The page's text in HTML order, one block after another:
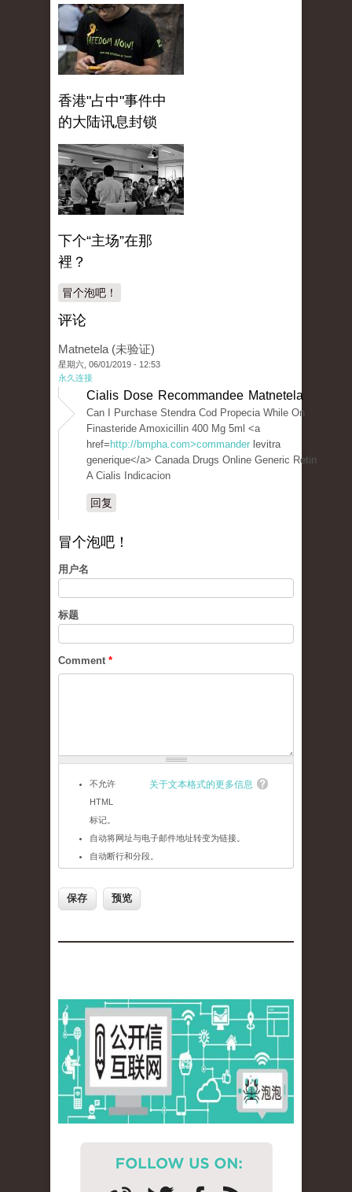
香港"占中"事件中
的大陆讯息封锁
下个“主场”在那
裡？
冒个泡吧！
评论
Matnetela (未验证)
星期六, 06/01/2019 - 12:53
永久连接
Cialis Dose Recommandee Matnetela
Can I Purchase Stendra Cod Propecia While On
Finasteride Amoxicillin 400 Mg 5ml <a
href= http://bmpha.com>commander levitra
generique</a> Canada Drugs Online Generic Retin
A Cialis Indicacion
回复
冒个泡吧！
用户名
标题
Comment *
关于文本格式的更多信息
不允许
HTML
标记。
自动将网址与电子邮件地址转变为链接。
自动断行和分段。